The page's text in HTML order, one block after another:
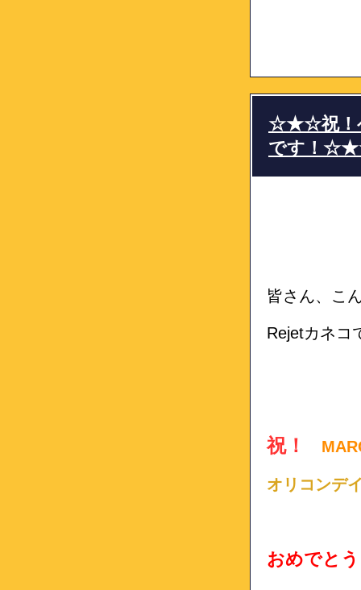
☆★☆祝！
です！
皆さん、こ
Rejetカネコ
祝！
オリコンデ
おめでと